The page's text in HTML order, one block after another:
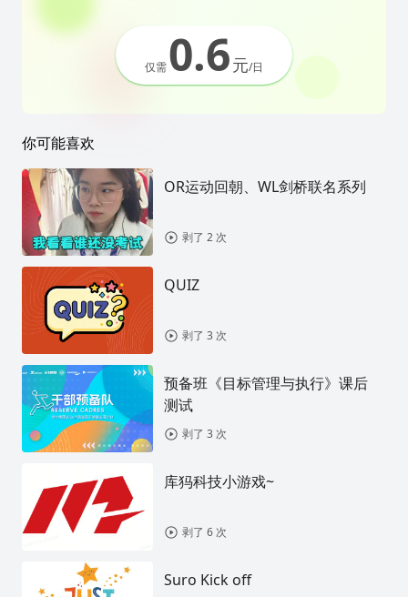
仅需0.6元/日
你可能喜欢
OR运动回朝、WL剑桥联名系列
剥了 2 次
QUIZ
剥了 3 次
预备班《目标管理与执行》课后
测试
剥了 3 次
库犸科技小游戏~
剥了 6 次
Suro Kick off